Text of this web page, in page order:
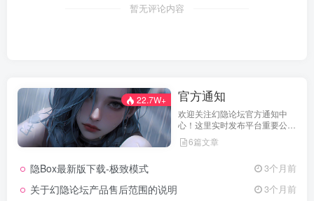
暂无评论内容
22.7W+ 官方通知
欢迎关注幻隐论坛官方通知中
心！这里实时发布平台重要公
告、活动规则、功能更新、安全
提醒及用户权益说明，确保每位
们坚持公开透明，通过权威通知
坛获得更优质、安全的使用体
6篇文章
隐Box最新版下载-极致模式 3个月前
关于幻隐论坛产品售后范围的说明 3个月前